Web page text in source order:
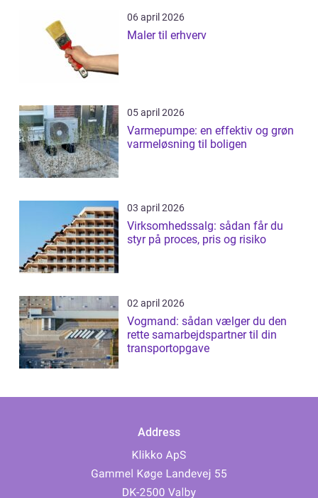
06 april 2026
Maler til erhverv
05 april 2026
Varmepumpe: en effektiv og grøn
varmeløsning til boligen
03 april 2026
Virksomhedssalg: sådan får du
styr på proces, pris og risiko
02 april 2026
Vogmand: sådan vælger du den
rette samarbejdspartner til din
transportopgave
Address